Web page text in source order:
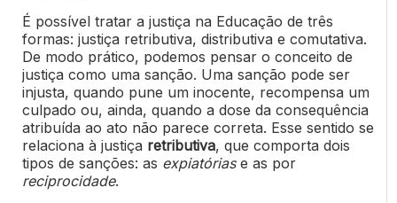
É possível tratar a justiça na Educação de três
formas: justiça retributiva, distributiva e comutativa.
De modo prático, podemos pensar o conceito de
justiça como uma sanção. Uma sanção pode ser
injusta, quando pune um inocente, recompensa um
culpado ou, ainda, quando a dose da consequência
atribuída ao ato não parece correta. Esse sentido se
relaciona à justiça retributiva, que comporta dois
tipos de sanções: as expiatóriase as por
reciprocidade.